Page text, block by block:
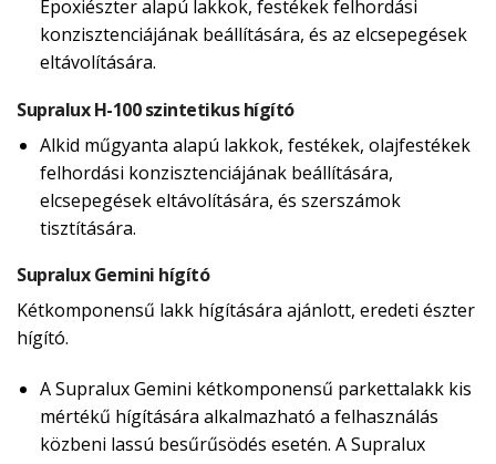
Epoxiészter alapú lakkok, festékek felhordási
konzisztenciájának beállítására, és az elcsepegések
eltávolítására.
Supralux H-100 szintetikus hígító
Alkid műgyanta alapú lakkok, festékek, olajfestékek
felhordási konzisztenciájának beállítására,
elcsepegések eltávolítására, és szerszámok
tisztítására.
Supralux Gemini hígító
Kétkomponensű lakk hígítására ajánlott, eredeti észter
hígító.
A Supralux Gemini kétkomponensű parkettalakk kis
mértékű hígítására alkalmazható a felhasználás
közbeni lassú besűrűsödés esetén. A Supralux